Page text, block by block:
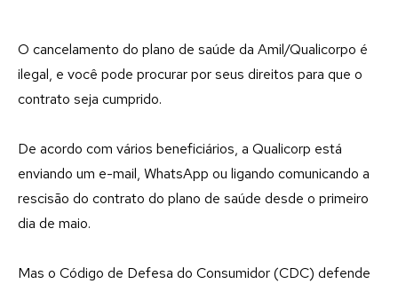
O cancelamento do plano de saúde da Amil/Qualicorpo é
ilegal, e você pode procurar por seus direitos para que o
contrato seja cumprido.
De acordo com vários beneficiários, a Qualicorp está
enviando um e-mail, WhatsApp ou ligando comunicando a
rescisão do contrato do plano de saúde desde o primeiro
dia de maio.
Mas o Código de Defesa do Consumidor (CDC) defende